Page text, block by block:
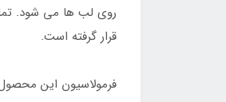
روی لب ها می شود.
قرار گرفته است.
فرمولاسیون این